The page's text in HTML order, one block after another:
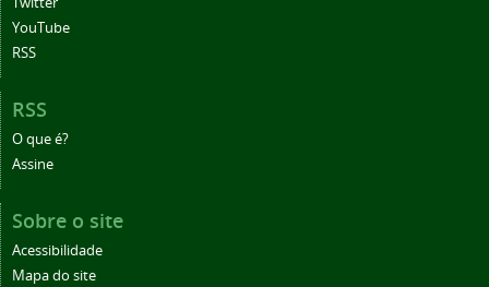
YouTube
RSS
RSS
O que é?
Assine
Sobre o site
Acessibilidade
Mapa do site